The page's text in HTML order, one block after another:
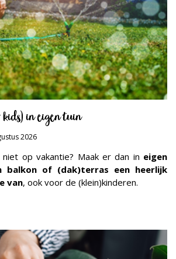
in eigen tuin
2026
op vakantie? Maak er dan in eigen
of (dak)terras een heerlijk
van, ook voor de (klein)kinderen.